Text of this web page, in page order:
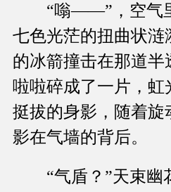
“嗡——”，空气里
七色光茫的扭曲状涟
的冰箭撞击在那道
啦啦碎成了一片，
挺拔的身影，随着旋
影在气墙的背后。
“气盾？”天束幽